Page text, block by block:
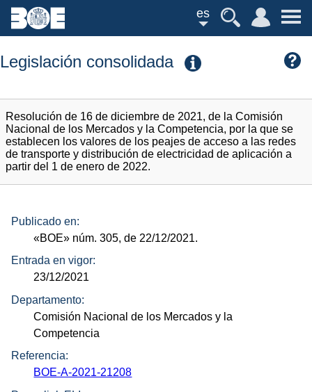
es
Legislación consolidada
Resolución de 16 de diciembre de 2021, de la Comisión
Nacional de los Mercados y la Competencia, por la que se
establecen los valores de los peajes de acceso a las redes
de transporte y distribución de electricidad de aplicación a
partir del 1 de enero de 2022.
Publicado en:
«BOE» núm. 305, de 22/12/2021.
Entrada en vigor:
23/12/2021
Departamento:
Comisión Nacional de los Mercados y la
Competencia
Referencia:
BOE-A-2021-21208